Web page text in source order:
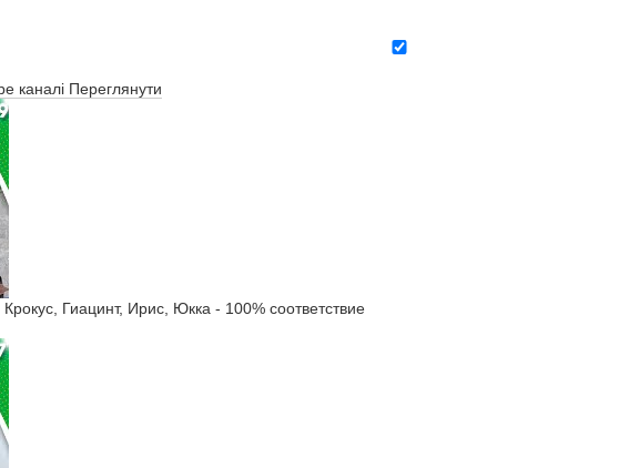
каналі Переглянути
Гиацинт, Ирис, Юкка - 100% соответствие